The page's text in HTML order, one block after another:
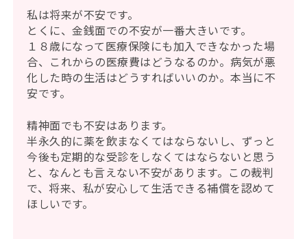
私は将来が不安です。
とくに、金銭面での不安が一番大きいです。
１８歳になって医療保険にも加入できなかった場
合、これからの医療費はどうなるのか。病気が悪
化した時の生活はどうすればいいのか。本当に不
安です。
精神面でも不安はあります。
半永久的に薬を飲まなくてはならないし、ずっと
今後も定期的な受診をしなくてはならないと思う
と、なんとも言えない不安があります。この裁判
で、将来、私が安心して生活できる補償を認めて
ほしいです。